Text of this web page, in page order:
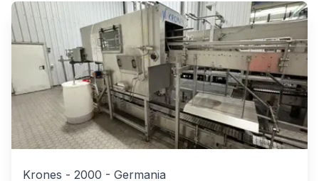
Krones - 2000 - Germania